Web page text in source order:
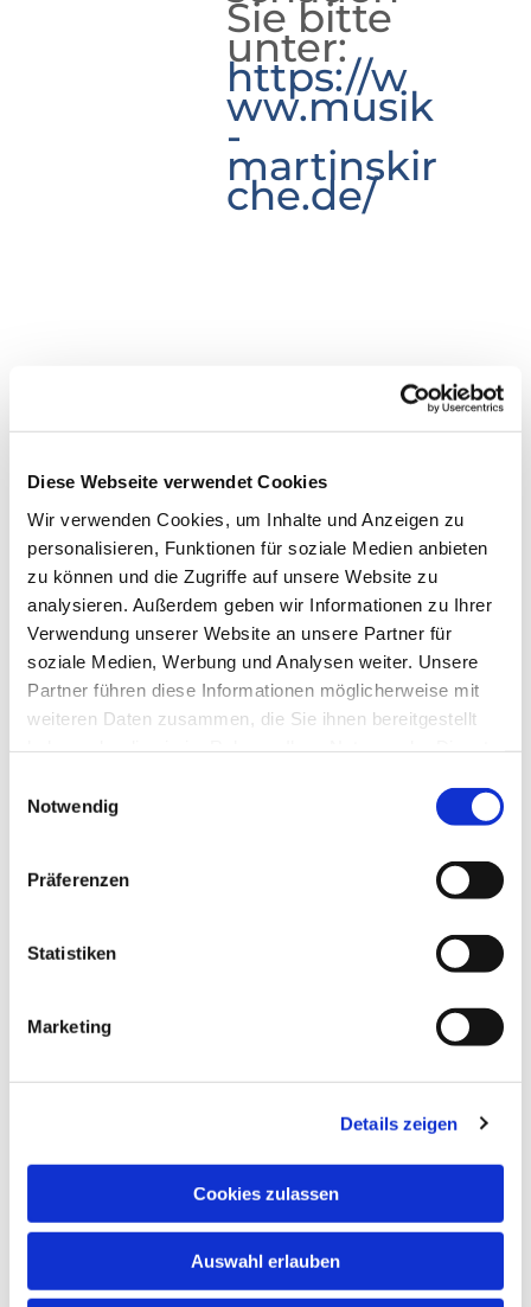
Diese Webseite verwendet Cookies
Wir verwenden Cookies, um Inhalte und Anzeigen zu
personalisieren, Funktionen für soziale Medien anbieten
zu können und die Zugriffe auf unsere Website zu
analysieren. Außerdem geben wir Informationen zu Ihrer
Verwendung unserer Website an unsere Partner für
soziale Medien, Werbung und Analysen weiter. Unsere
Partner führen diese Informationen möglicherweise mit
weiteren Daten zusammen, die Sie ihnen bereitgestellt
Notwendig
Präferenzen
Statistiken
Marketing
Details zeigen
Cookies zulassen
Auswahl erlauben
Sie bitte
unter:
https://w
ww.musik
-
martinskir
che.de/
Gottesdienst in der
Markuskirche
Sonntag, 8. August 2027, 10:00 Uhr
Markuskirche, Richard-Wagner-Str.
6, 34121 Kassel